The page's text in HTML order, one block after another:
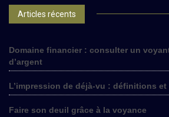
Articles récents
Domaine financier : consulter un
d’argent
L’impression de déjà-vu : définitions
Faire son deuil grâce à la voyance